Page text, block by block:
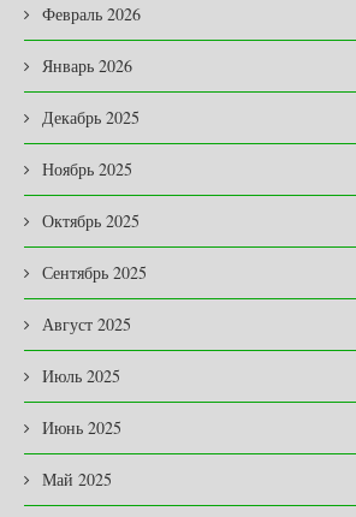
Февраль 2026
Январь 2026
Декабрь 2025
Ноябрь 2025
Октябрь 2025
Сентябрь 2025
Август 2025
Июль 2025
Июнь 2025
Май 2025